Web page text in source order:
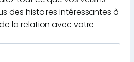
des histoires intéressantes à
la relation avec votre